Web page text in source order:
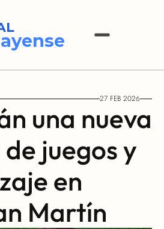
27 FEB 2026
una nueva
juegos y
en
Martín